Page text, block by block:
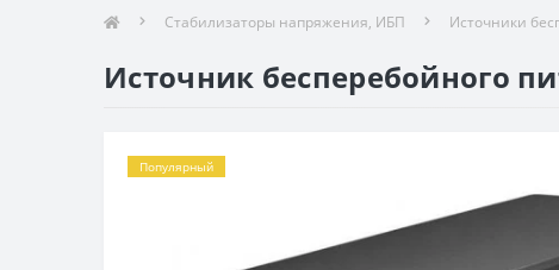
Стабилизаторы напряжения, ИБП Источники
Источник бесперебойного
Популярный